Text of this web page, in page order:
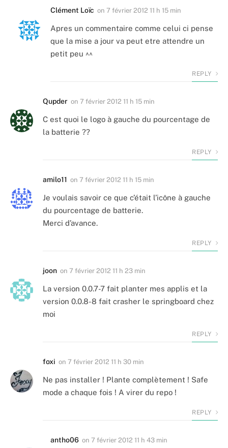
Clément Loïc on 7 février 2012 11 h 15 min
Apres un commentaire comme celui ci pense
que la mise a jour va peut etre attendre un
petit peu ^^
REPLY
Qupder on 7 février 2012 11 h 15 min
C est quoi le logo à gauche du pourcentage de
la batterie ??
REPLY
amilo11 on 7 février 2012 11 h 15 min
Je voulais savoir ce que c’était l’icône à gauche
du pourcentage de batterie.
Merci d’avance.
REPLY
joon on 7 février 2012 11 h 23 min
La version 0.0.7-7 fait planter mes applis et la
version 0.0.8-8 fait crasher le springboard chez
moi
REPLY
foxi on 7 février 2012 11 h 30 min
Ne pas installer ! Plante complètement ! Safe
mode a chaque fois ! A virer du repo !
REPLY
antho06 on 7 février 2012 11 h 43 min